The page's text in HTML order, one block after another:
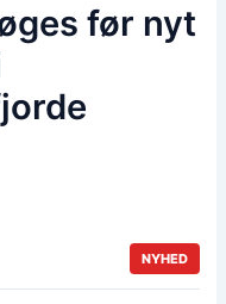
før nyt
NYHED